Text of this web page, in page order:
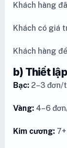
Khách hàng
Khách có giá
Khách hàng
b) Thiết
Bạc: 2–3 đơn/
Vàng: 4–6
Kim cương: